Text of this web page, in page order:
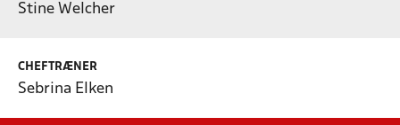
Stine Welcher
CHEFTRÆNER
Sebrina Elken